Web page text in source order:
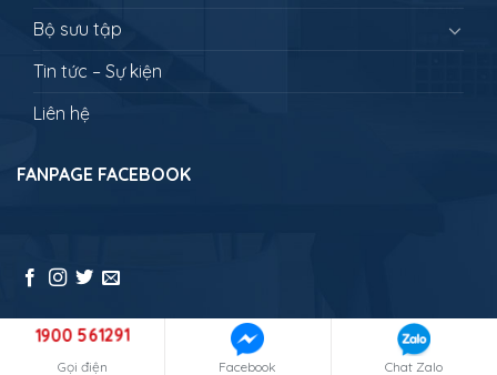
Bộ sưu tập
Tin tức – Sự kiện
Liên hệ
FANPAGE FACEBOOK
Copyright 2026 © NEWLANDTRAVEL - Đưa bạn đi muôn nơi
1900 561291
Gọi điện Facebook Chat Zalo